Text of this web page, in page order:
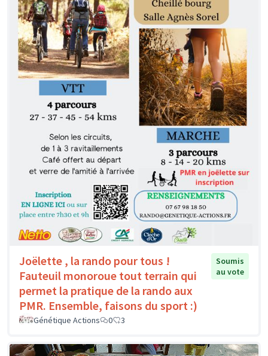
Joëlette , la rando pour tous !
Fauteuil monoroue tout terrain qui
permet la pratique de la rando aux
PMR. Ensemble, faisons du sport :)
Soumis
au vote
Génétique Actions 0 3